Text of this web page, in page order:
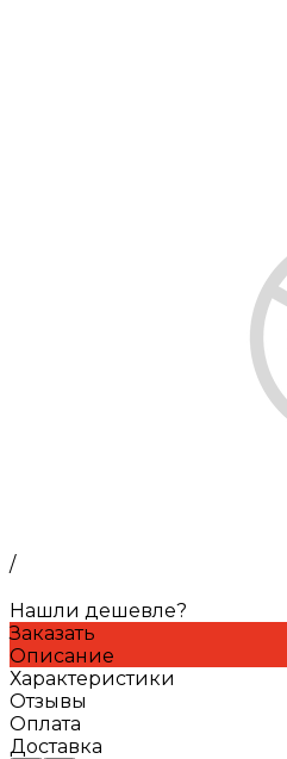
/
Нашли дешевле?
Заказать
Описание
Характеристики
Отзывы
Оплата
Доставка